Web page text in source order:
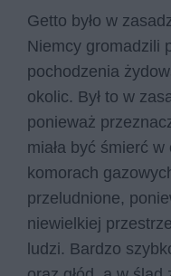
Getto było w
Niemcy gromadzili
pochodzenia
okolic. Był to w
ponieważ
miała być śmierć w
komorach
przeludnione,
niewielkiej
ludzi. Bardzo